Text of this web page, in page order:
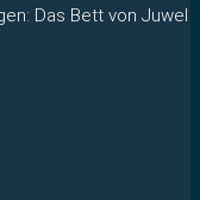
Das Bett von Juwel